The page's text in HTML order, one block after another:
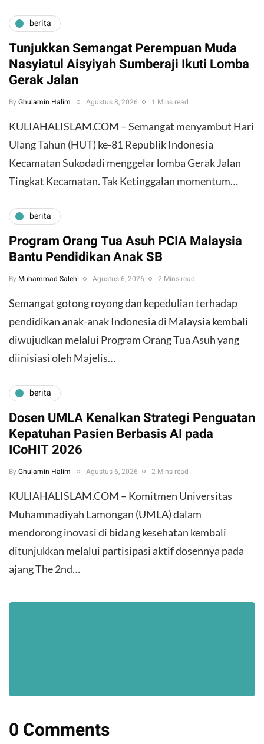
berita
Tunjukkan Semangat Perempuan Muda
Nasyiatul Aisyiyah Sumberaji Ikuti Lomba
Gerak Jalan
By Ghulamin Halim Agustus 8, 2026 1 Mins read
KULIAHALISLAM.COM – Semangat menyambut Hari
Ulang Tahun (HUT) ke-81 Republik Indonesia
Kecamatan Sukodadi menggelar lomba Gerak Jalan
Tingkat Kecamatan. Tak Ketinggalan momentum…
berita
Program Orang Tua Asuh PCIA Malaysia
Bantu Pendidikan Anak SB
By Muhammad Saleh Agustus 6, 2026 2 Mins read
​Semangat gotong royong dan kepedulian terhadap
pendidikan anak-anak Indonesia di Malaysia kembali
diwujudkan melalui Program Orang Tua Asuh yang
diinisiasi oleh Majelis…
berita
Dosen UMLA Kenalkan Strategi Penguatan
Kepatuhan Pasien Berbasis AI pada
ICoHIT 2026
By Ghulamin Halim Agustus 6, 2026 2 Mins read
KULIAHALISLAM.COM – Komitmen Universitas
Muhammadiyah Lamongan (UMLA) dalam
mendorong inovasi di bidang kesehatan kembali
ditunjukkan melalui partisipasi aktif dosennya pada
ajang The 2nd…
0 Comments